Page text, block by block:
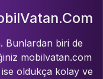
Bunlardan biri de
mobilvatan.com
ise oldukça kolay ve